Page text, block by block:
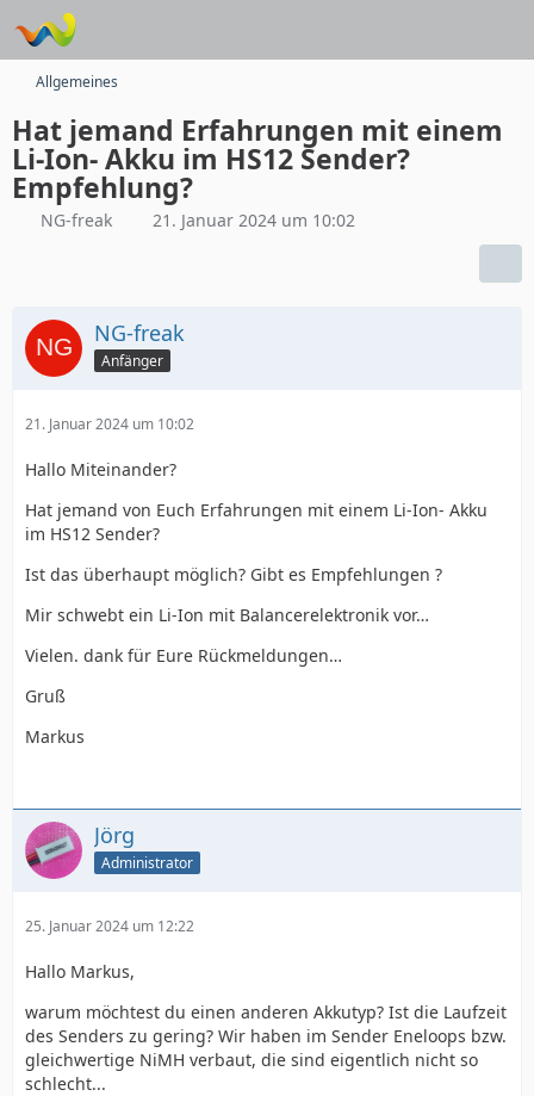
Allgemeines
Hat jemand Erfahrungen mit einem
Li-Ion- Akku im HS12 Sender?
Empfehlung?
NG-freak 21. Januar 2024 um 10:02
NG-freak
Anfänger
21. Januar 2024 um 10:02
Hallo Miteinander?
Hat jemand von Euch Erfahrungen mit einem Li-Ion- Akku
im HS12 Sender?
Ist das überhaupt möglich? Gibt es Empfehlungen ?
Mir schwebt ein Li-Ion mit Balancerelektronik vor…
Vielen. dank für Eure Rückmeldungen…
Gruß
Markus
Jörg
Administrator
25. Januar 2024 um 12:22
Hallo Markus,
warum möchtest du einen anderen Akkutyp? Ist die Laufzeit
des Senders zu gering? Wir haben im Sender Eneloops bzw.
gleichwertige NiMH verbaut, die sind eigentlich nicht so
schlecht...